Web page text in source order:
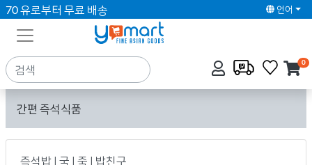
70 유로부터 무료 배송 언어
0
간편 즉석식품
즉석밥 | 국 | 죽 | 밥친구